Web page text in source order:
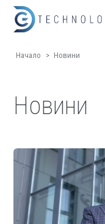
Начало > Новини
Новини